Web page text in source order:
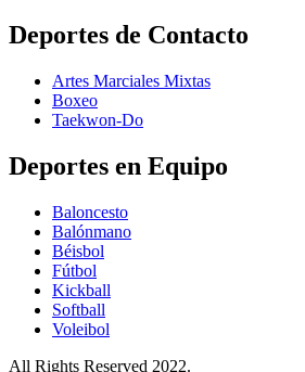
Deportes de Contacto
Artes Marciales Mixtas
Boxeo
Taekwon-Do
Deportes en Equipo
Baloncesto
Balónmano
Béisbol
Fútbol
Kickball​
Softball​
Voleibol​
All Rights Reserved 2022.